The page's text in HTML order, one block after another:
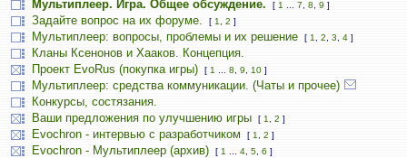
Мультиплеер. Игра. Общее обсуждение. [ 1 7 8 9 ]
Задайте вопрос на их форуме. [ 1 2 ]
Мультиплеер: вопросы, проблемы и их решение [ 1 2 3 4 ]
Кланы Ксенонов и Хааков. Концепция.
Проект EvoRus (покупка игры)
[ 1 8 9 10 ]
Мультиплеер: средства коммуникации. (Чаты и прочее)
Конкурсы, состязания.
Ваши предложения по улучшению игры
[ 1 2 ]
Evochron - интервью с разработчиком [ 1 2 ]
Evochron - Мультиплеер (архив) [ 1 4 5 6 ]